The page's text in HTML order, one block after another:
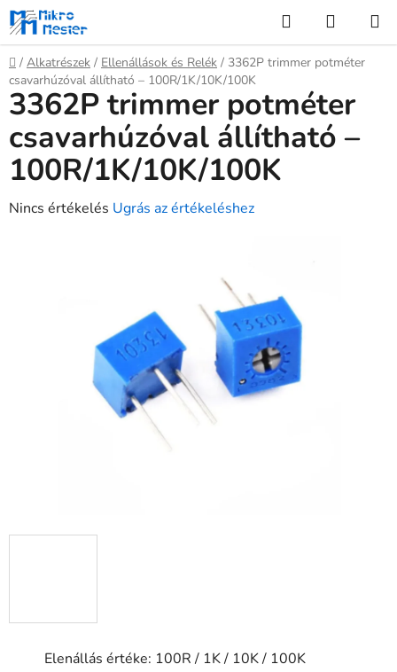
Ugrás
fő
tartalomhoz
KeresésKOSÁR
Kezdőlap
/ Alkatrészek / Ellenállások és Relék / 3362P trimmer potméter
csavarhúzóval állítható – 100R/1K/10K/100K
Elenállás értéke: 100R / 1K / 10K / 100K
3362P trimmer potméter
csavarhúzóval állítható –
100R/1K/10K/100K
A
Nincs értékelés Ugrás az értékeléshez